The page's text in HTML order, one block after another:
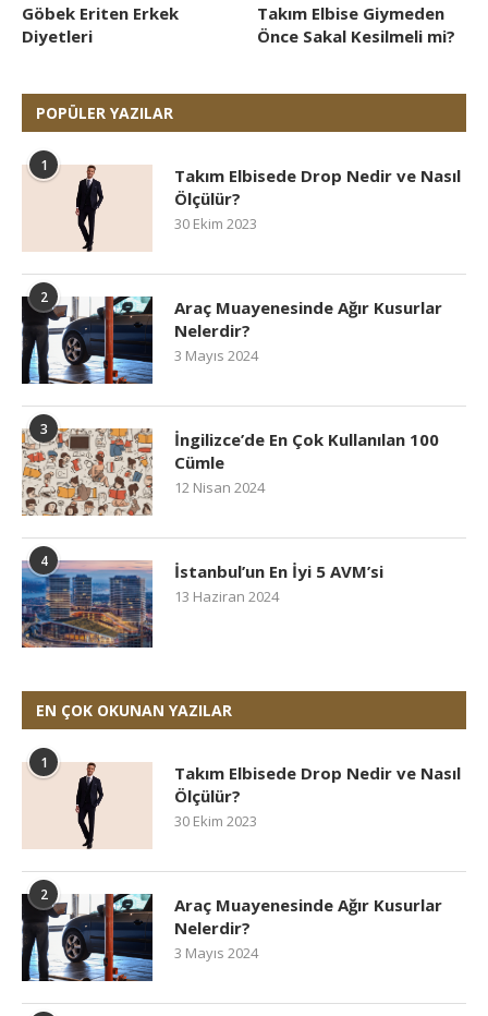
Göbek Eriten Erkek
Diyetleri
Takım Elbise Giymeden
Önce Sakal Kesilmeli mi?
POPÜLER YAZILAR
1
Takım Elbisede Drop Nedir ve Nasıl
Ölçülür?
30 Ekim 2023
2
Araç Muayenesinde Ağır Kusurlar
Nelerdir?
3 Mayıs 2024
3
İngilizce’de En Çok Kullanılan 100
Cümle
12 Nisan 2024
4 İstanbul’un En İyi 5 AVM’si
13 Haziran 2024
EN ÇOK OKUNAN YAZILAR
1
Takım Elbisede Drop Nedir ve Nasıl
Ölçülür?
30 Ekim 2023
2
Araç Muayenesinde Ağır Kusurlar
Nelerdir?
3 Mayıs 2024